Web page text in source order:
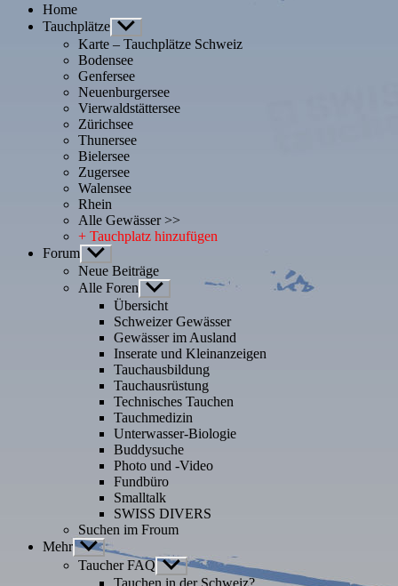
Home
Tauchplätze Untermenü
anzeigen
Karte – Tauchplätze Schweiz
Bodensee
Genfersee
Neuenburgersee
Vierwaldstättersee
Zürichsee
Thunersee
Bielersee
Zugersee
Walensee
Rhein
Alle Gewässer >>
+ Tauchplatz hinzufügen
Forum Untermenü
anzeigen
Neue Beiträge
Alle Foren Untermenü
anzeigen
Übersicht
Schweizer Gewässer
Gewässer im Ausland
Inserate und Kleinanzeigen
Tauchausbildung
Tauchausrüstung
Technisches Tauchen
Tauchmedizin
Unterwasser-Biologie
Buddysuche
Photo und -Video
Fundbüro
Smalltalk
SWISS DIVERS
Suchen im Froum
Mehr Untermenü
anzeigen
Taucher FAQ Untermenü
anzeigen
Tauchen in der Schweiz?